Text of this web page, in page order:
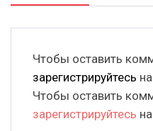
Чтобы оставить
зарегистрируйтесь
Чтобы оставить
зарегистрируйтесь